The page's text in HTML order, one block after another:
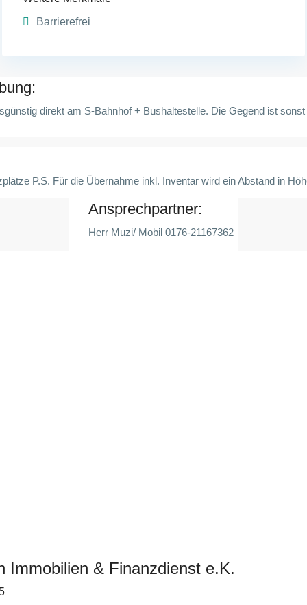
Barrierefrei
direkt am S-Bahnhof + Bushaltestelle. Die Gegend ist
Für die Übernahme inkl. Inventar wird ein
Ansprechpartner:
Herr Muzi/ Mobil 0176-21167362
Immobilien & Finanzdienst e.K.